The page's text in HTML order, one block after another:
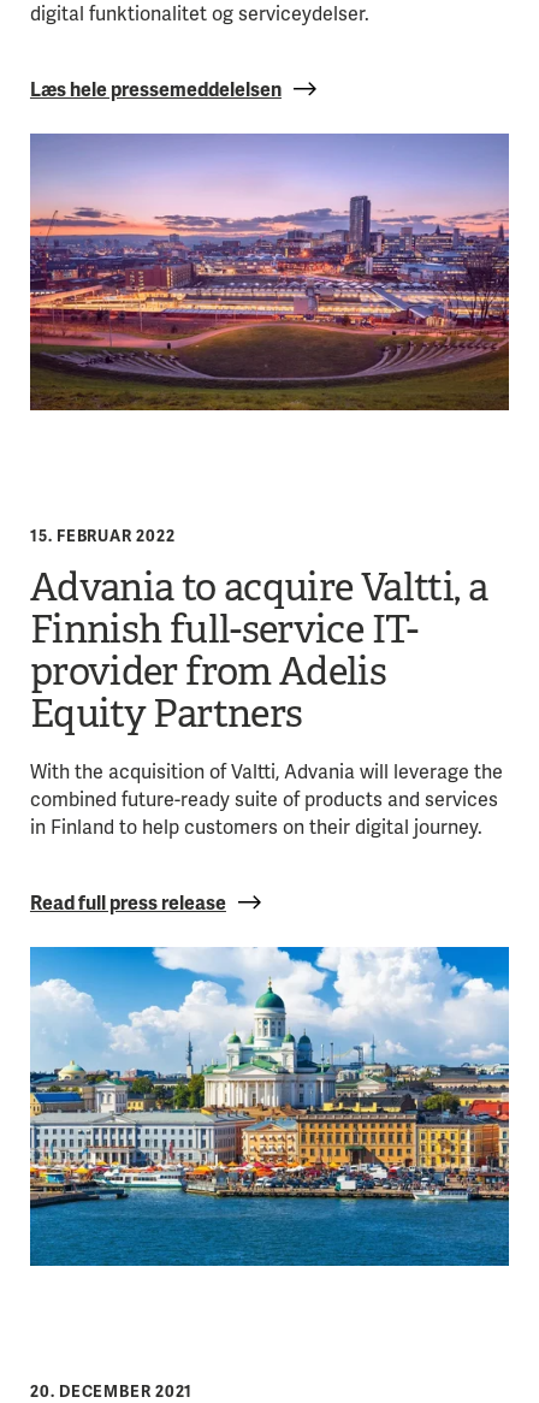
digital funktionalitet og serviceydelser.
Læs hele pressemeddelelsen
15. FEBRUAR 2022
Advania to acquire Valtti, a
Finnish full-service IT-
provider from Adelis
Equity Partners
With the acquisition of Valtti, Advania will leverage the
combined future-ready suite of products and services
in Finland to help customers on their digital journey.
Read full press release
20. DECEMBER 2021